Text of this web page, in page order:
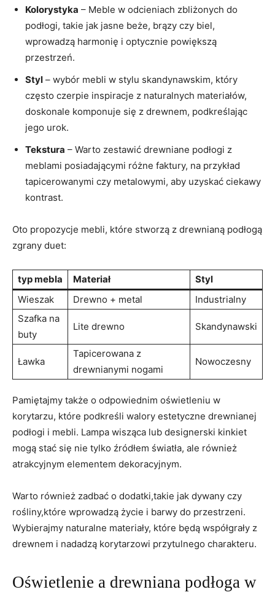
Kolorystyka – Meble w odcieniach zbliżonych⁤ do
podłogi, takie jak jasne beże, brązy czy biel,
wprowadzą harmonię i optycznie powiększą
przestrzeń.
Styl – wybór⁢ mebli w stylu skandynawskim, który
często czerpie inspiracje z naturalnych materiałów,
doskonale komponuje się z drewnem, podkreślając
jego urok.
Tekstura – Warto zestawić drewniane podłogi z
meblami posiadającymi różne faktury, ⁣na przykład
tapicerowanymi czy metalowymi, ‍aby uzyskać ciekawy
kontrast.
Oto propozycje mebli, które stworzą z drewnianą podłogą
zgrany duet:
typ mebla Materiał
Styl
Wieszak
Drewno + metal
Industrialny
Szafka​ na
buty
Lite drewno Skandynawski
Ławka
Tapicerowana z
⁤drewnianymi nogami
Nowoczesny
Pamiętajmy⁢ także o odpowiednim oświetleniu w
korytarzu, które podkreśli walory estetyczne drewnianej
podłogi i mebli. ‌Lampa‍ wisząca lub designerski kinkiet
⁤mogą stać się nie tylko źródłem światła, ale również
atrakcyjnym⁣ elementem⁢ dekoracyjnym.
Warto⁢ również zadbać o dodatki,takie jak dywany czy​
rośliny,które wprowadzą życie i barwy do przestrzeni.
⁣Wybierajmy naturalne materiały, które będą współgrały z
drewnem​ i nadadzą korytarzowi przytulnego ‌charakteru.
Oświetlenie a drewniana podłoga w